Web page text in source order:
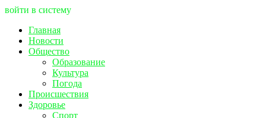
войти в систему
Главная
Новости
Общество
Образование
Культура
Погода
Происшествия
Здоровье
Спорт